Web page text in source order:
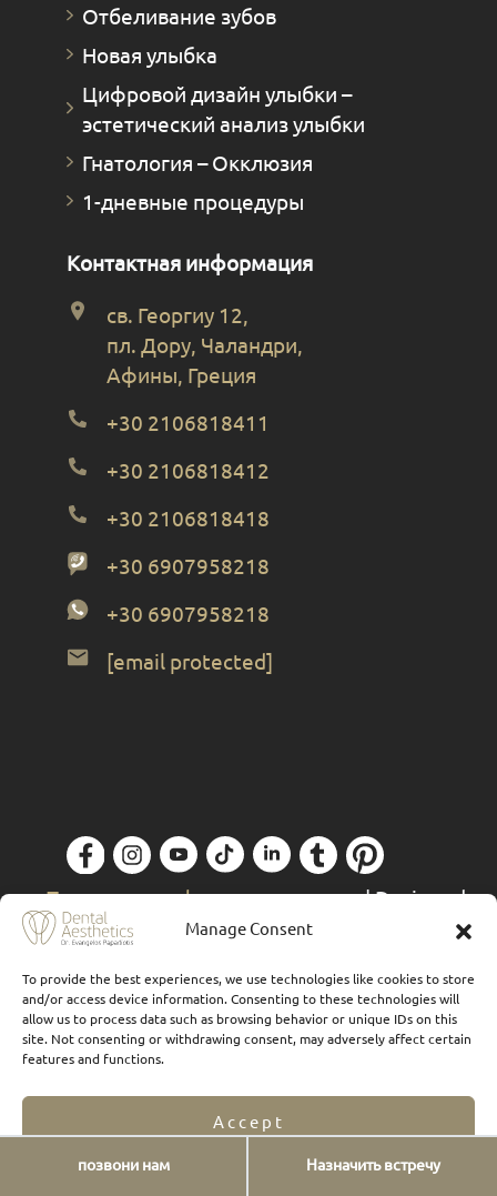
Manage Consent
To provide the best experiences, we use technologies like cookies to store
and/or access device information. Consenting to these technologies will
allow us to process data such as browsing behavior or unique IDs on this
site. Not consenting or withdrawing consent, may adversely affect certain
features and functions.
Accept
Opt-out preferences Privacy Statement
Отбеливание зубов
Новая улыбка
Цифровой дизайн улыбки –
эстетический анализ улыбки
Гнатология – Окклюзия
1-дневные процедуры
Контактная информация
св. Георгиу 12,
пл. Дору, Чаландри,
Афины, Греция
+30 2106818411
+30 2106818412
+30 2106818418
+30 6907958218
+30 6907958218
[email protected]
Политика конфиденциальности| Designed
& Powered by
Forthright
позвони нам Назначить встречу